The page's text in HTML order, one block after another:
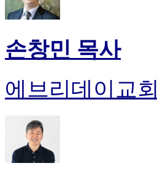
손창민 목사
에브리데이교회